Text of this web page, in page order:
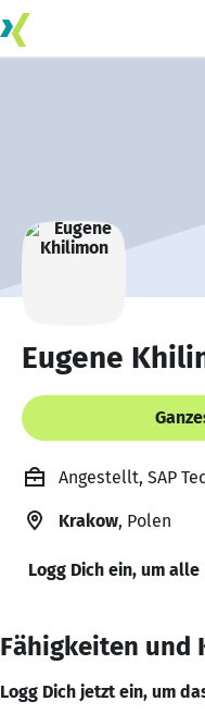
Eugene
Angestellt, SAP
Krakow, Polen
Logg Dich ein, um
Fähigkeiten und
Logg Dich jetzt ein, um